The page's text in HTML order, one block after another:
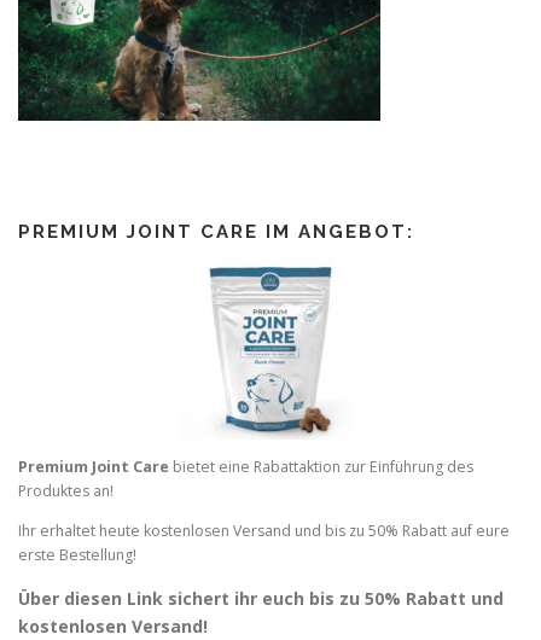
PREMIUM JOINT CARE IM ANGEBOT:
Premium Joint Care bietet eine Rabattaktion zur Einführung des
Produktes an!
Ihr erhaltet heute kostenlosen Versand und bis zu 50% Rabatt auf eure
erste Bestellung!
Über diesen Link sichert ihr euch bis zu 50% Rabatt und
kostenlosen Versand!